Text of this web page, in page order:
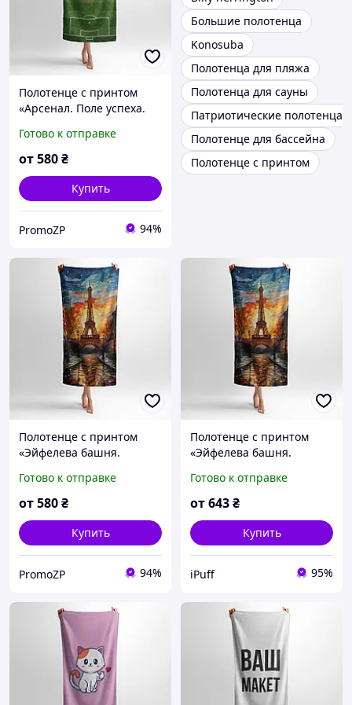
Полотенце с принтом
«Арсенал. Поле успеха.
Success»
Готово к отправке
от580₴
Купить
PromoZP 94%
Большие полотенца
Konosuba
Полотенца для пляжа
Полотенца для сауны
Патриотические полотенца
Полотенце для бассейна
Полотенце с принтом
Полотенце с принтом
«Эйфелева башня.
mosaic art»
Готово к отправке
от580₴
Купить
PromoZP 94%
Полотенце с принтом
«Эйфелева башня.
mosaic art»
Готово к отправке
от643₴
Купить
iPuff 95%